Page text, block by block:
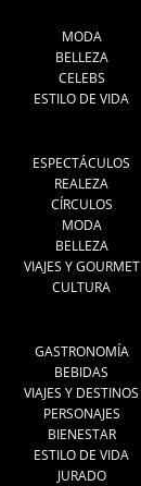
MODA
BELLEZA
CELEBS
ESTILO DE VIDA
ESPECTÁCULOS
REALEZA
CÍRCULOS
MODA
BELLEZA
VIAJES Y GOURMET
CULTURA
GASTRONOMÍA
BEBIDAS
VIAJES Y DESTINOS
PERSONAJES
BIENESTAR
ESTILO DE VIDA
JURADO